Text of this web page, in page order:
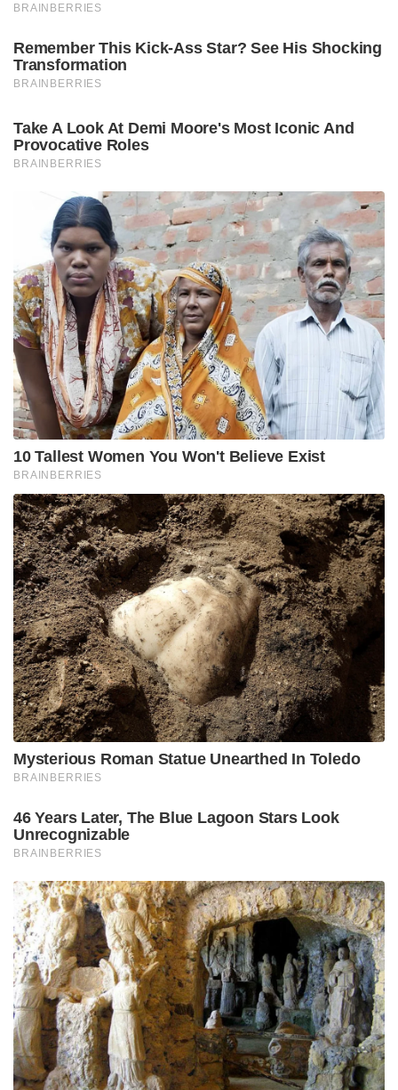
BRAINBERRIES
Remember This Kick-Ass Star? See His Shocking
Transformation
BRAINBERRIES
Take A Look At Demi Moore's Most Iconic And
Provocative Roles
BRAINBERRIES
10 Tallest Women You Won't Believe Exist
BRAINBERRIES
Mysterious Roman Statue Unearthed In Toledo
BRAINBERRIES
46 Years Later, The Blue Lagoon Stars Look
Unrecognizable
BRAINBERRIES